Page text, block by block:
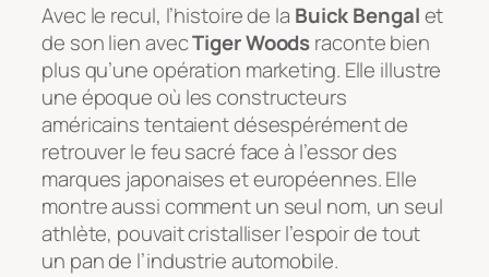
Avec le recul, l’histoire de la Buick Bengalet
de son lien avecTiger Woodsraconte bien
plus qu’une opération marketing. Elle illustre
une époque où les constructeurs
américains tentaient désespérément de
retrouver le feu sacré face à l’essor des
marques japonaises et européennes. Elle
montre aussi comment un seul nom, un seul
athlète, pouvait cristalliser l’espoir de tout
un pan de l’industrie automobile.